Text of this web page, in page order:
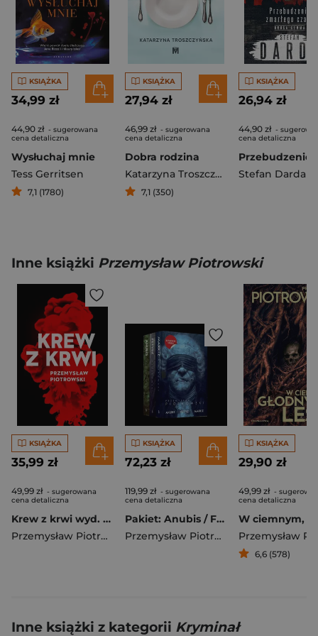
KSIĄŻKA
34,99 zł
44,90 zł - sugerowana
cena detaliczna
Wysłuchaj mnie
Tess Gerritsen
7,1 (1780)
KSIĄŻKA
27,94 zł
46,99 zł - sugerowana
cena detaliczna
Dobra rodzina
Katarzyna Troszczyńska
7,1 (350)
KSIĄŻKA
26,94 zł
44,90 zł -
cena detaliczna
Stefan Darda
Inne książki Przemysław Piotrowski
KSIĄŻKA
35,99 zł
49,99 zł - sugerowana
cena detaliczna
Krew z krwi wyd. 2026
Przemysław Piotrowski
KSIĄŻKA
72,23 zł
119,99 zł - sugerowana
cena detaliczna
Pakiet: Anubis / Fetysz / Markiz
Przemysław Piotrowski
KSIĄŻKA
29,90 zł
49,99 zł -
cena detaliczna
6,6 (578)
Inne książki z kategorii Kryminał